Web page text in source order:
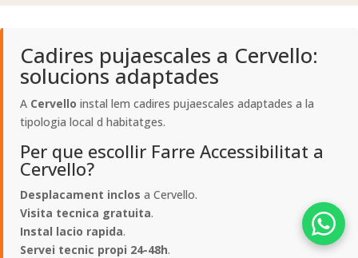
Cadires pujaescales a Cervello:
solucions adaptades
A Cervello instal lem cadires pujaescales adaptades a la
tipologia local d habitatges.
Per que escollir Farre Accessibilitat a
Cervello?
Desplacament inclos a Cervello.
Visita tecnica gratuita.
Instal lacio rapida.
Servei tecnic propi 24-48h.